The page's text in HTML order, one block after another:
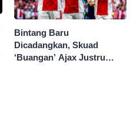
Bintang Baru
Dicadangkan, Skuad
‘Buangan’ Ajax Justru